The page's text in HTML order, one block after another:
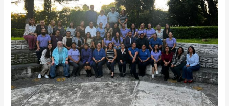
Crecimiento
fortalece
vínculos
con
colegios
en
México